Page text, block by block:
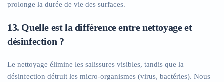
prolonge la durée de vie des surfaces.
13. Quelle est la différence entre nettoyage et
désinfection ?
Le nettoyage élimine les salissures visibles, tandis que la
désinfection détruit les micro-organismes (virus, bactéries). Nous